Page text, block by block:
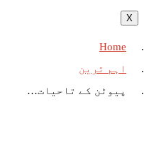
X
Home
اہم ترین
پیوٹن کے تاحیات…